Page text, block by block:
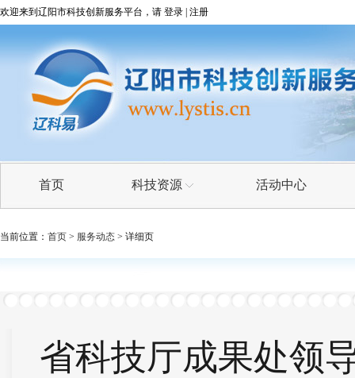
欢迎来到辽阳市科技创新服务平台，请 登录 注册
首页 科技资源 活动中心
当前位置： 首页 > 服务动态 > 详细页
省科技厅成果处领